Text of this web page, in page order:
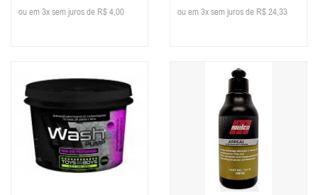
ou em 3x sem juros de R$ 4,00 ou em 3x sem juros de R$ 24,33